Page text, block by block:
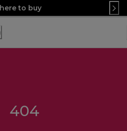
to buy
404